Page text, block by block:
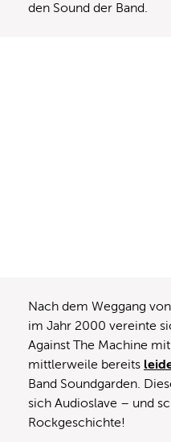
den Sound der Band.
Nach dem Weggang
im Jahr 2000 vereinte
Against The Machine mit
mittlerweile bereits
Band Soundgarden.
sich Audioslave – und
Rockgeschichte!